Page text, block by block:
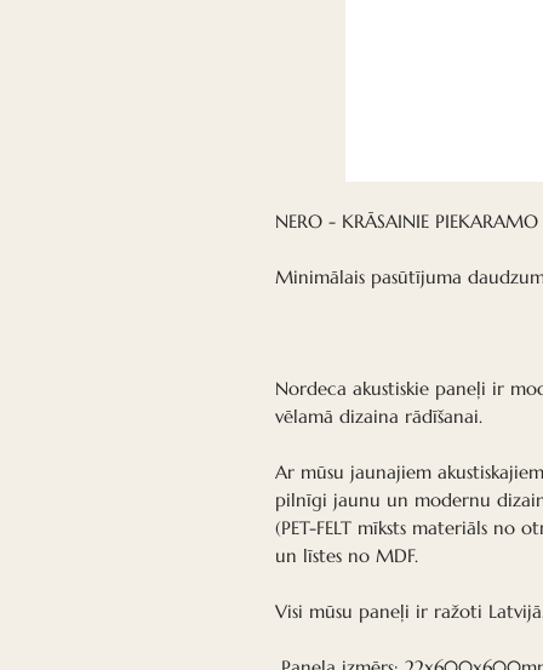
NERO - KRĀSAINIE PIEKARAMO
Minimālais pasūtījuma
Nordeca akustiskie paneļi ir
vēlamā dizaina rādīšanai.
Ar mūsu jaunajiem
pilnīgi jaunu un modernu
(PET-FELT mīksts materiāls no
un līstes no MDF.
Visi mūsu paneļi ir ražoti